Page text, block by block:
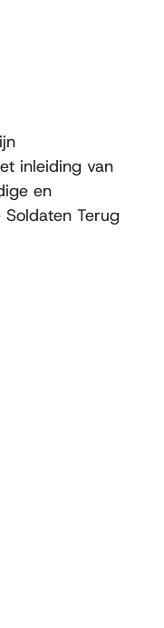
inleiding van
en
Terug